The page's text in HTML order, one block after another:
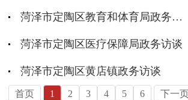
菏泽市定陶区教育和体育局政务访谈
菏泽市定陶区医疗保障局政务访谈
菏泽市定陶区黄店镇政务访谈
首页 1 2 3 4 5 6 下一页